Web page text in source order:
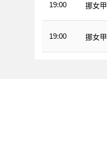
19:00 挪女甲
19:00 挪女甲